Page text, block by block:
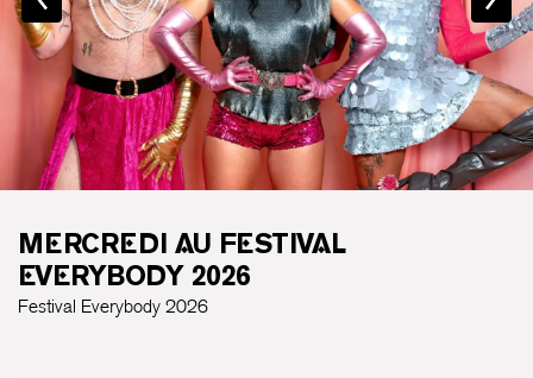
MERCREDI AU FESTIVAL
EVERYBODY 2026
Festival Everybody 2026